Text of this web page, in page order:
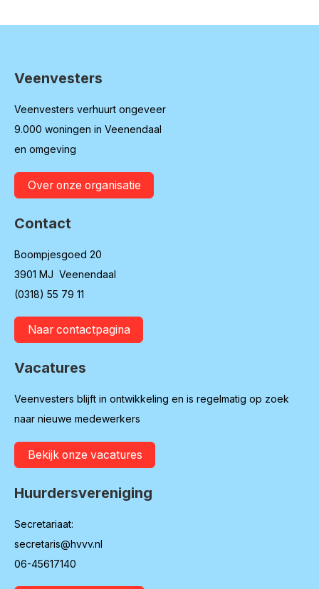
Contactinformatie
Veenvesters
Veenvesters verhuurt ongeveer
9.000 woningen in Veenendaal
en omgeving
Over onze organisatie
Contact
Boompjesgoed 20
3901 MJ Veenendaal
(0318) 55 79 11
Naar contactpagina
Vacatures
Veenvesters blijft in ontwikkeling en is regelmatig op zoek
naar nieuwe medewerkers
Bekijk onze vacatures
Huurdersvereniging
Secretariaat:
secretaris@hvvv.nl
06-45617140